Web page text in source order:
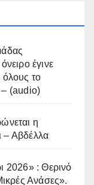
έγινε
όλους το
(audio)
η
– Αβδέλλα
2026» : Θερινό
Ανάσες».